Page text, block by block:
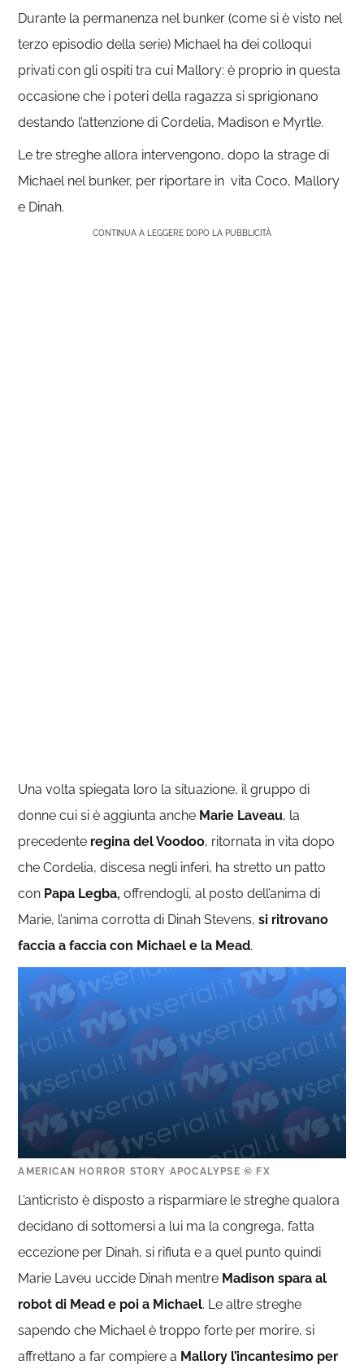
Durante la permanenza nel bunker (come si è visto nel
terzo episodio della serie) Michael ha dei colloqui
privati con gli ospiti tra cui Mallory: è proprio in questa
occasione che i poteri della ragazza si sprigionano
destando l’attenzione di Cordelia, Madison e Myrtle.
Le tre streghe allora intervengono, dopo la strage di
Michael nel bunker, per riportare in vita Coco, Mallory
e Dinah.
CONTINUA A LEGGERE DOPO LA PUBBLICITÀ
Una volta spiegata loro la situazione, il gruppo di
donne cui si è aggiunta anche Marie Laveau, la
precedente regina del Voodoo, ritornata in vita dopo
che Cordelia, discesa negli inferi, ha stretto un patto
con Papa Legba, offrendogli, al posto dell’anima di
Marie, l’anima corrotta di Dinah Stevens,si ritrovano
faccia a faccia con Michael e la Mead.
AMERICAN HORROR STORY APOCALYPSE © FX
L’anticristo è disposto a risparmiare le streghe qualora
decidano di sottomersi a lui ma la congrega, fatta
eccezione per Dinah, si rifiuta e a quel punto quindi
Marie Laveu uccide Dinah mentre Madison spara al
robot di Mead e poi a Michael. Le altre streghe
sapendo che Michael è troppo forte per morire, si
affrettano a far compiere a Mallory l’incantesimo per